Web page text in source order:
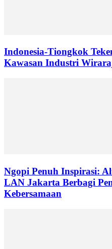
Indonesia-Tiongkok
Kawasan Industri
Ngopi Penuh Inspirasi:
LAN Jakarta Berbagi
Kebersamaan